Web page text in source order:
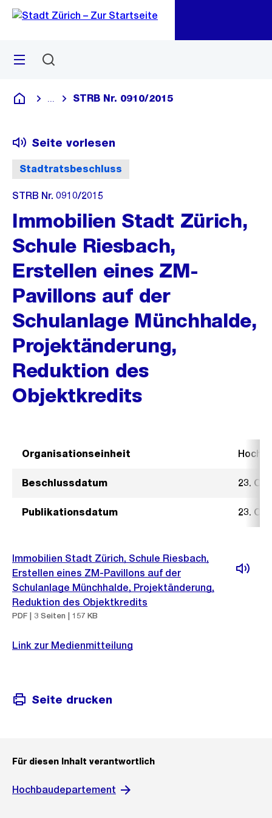
Navigation
Sprunglink
Menü
Deutsch
Blende alle Breadcrumbs ein
STRB Nr. 0910/2015
Stadtratsbeschluss
Seite vorlesen
STRB Nr. 0910/2015
Immobilien Stadt Zürich,
Schule Riesbach,
Erstellen eines ZM-
Pavillons auf der
Schulanlage Münchhalde,
Projektänderung,
Reduktion des
Objektkredits
Organisationseinheit
Beschlussdatum 23.
Publikationsdatum 23.
Immobilien Stadt Zürich, Schule Riesbach,
Erstellen eines ZM-Pavillons auf der
Schulanlage Münchhalde, Projektänderung,
Reduktion des Objektkredits
PDF | 3 Seiten | 157 KB
Link zur Medienmitteilung
Seite drucken
Für diesen Inhalt verantwortlich
Hochbaudepartement